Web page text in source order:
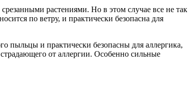
растениями. Но в этом случае все не так
по ветру, и практически безопасна для
пыльцы и практически безопасны для аллергика,
от аллергии. Особенно сильные